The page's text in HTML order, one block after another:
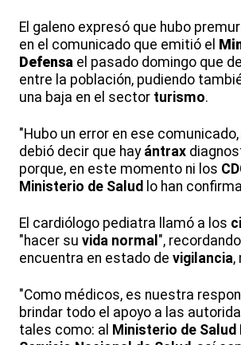
El galeno expresó que hubo
en el comunicado que emitió el
Defensa el pasado domingo que
entre la población, pudiendo
una baja en el sector turismo.
"Hubo un error en ese
debió decir que hay ántrax
porque, en este momento ni los
Ministerio de Salud lo han
El cardiólogo pediatra llamó a los
"hacer su vida normal ",
encuentra en estado de vigilancia,
"Como médicos, es nuestra
brindar todo el apoyo a las
tales como: al Ministerio de Salud